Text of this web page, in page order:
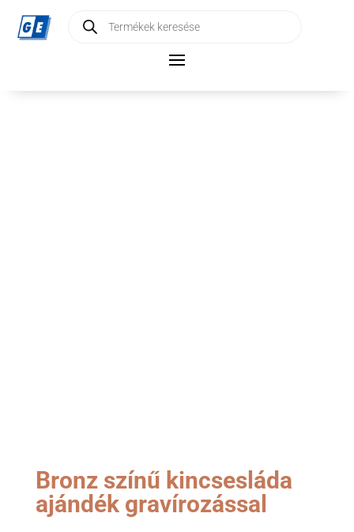
search
Bronz színű kincsesláda
ajándék gravírozással